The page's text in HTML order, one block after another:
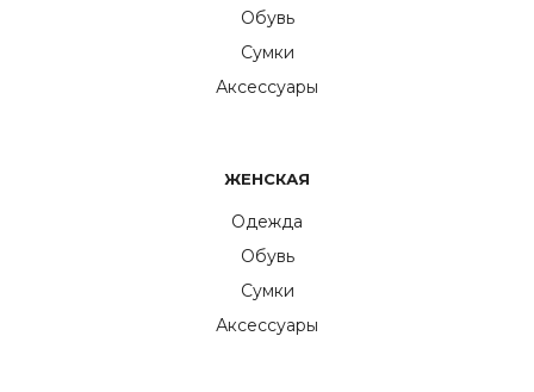
Обувь
Сумки
Аксессуары
ЖЕНСКАЯ
Одежда
Обувь
Сумки
Аксессуары